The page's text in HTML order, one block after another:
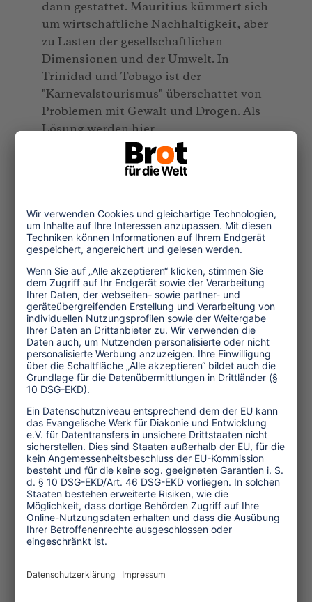
dann gestattet. Mauritius kümmert sich
um wirtschaftliche Nachhaltigkeit, aber
zu Lasten der gesellschaftlichen
Dimensionen und der Umwelt. In
Trinidad und Tobago ist der
"Karnevalstourismus" überschattet von
Problemen mit Gewalt und Drogen. Als
Lösung werden hier
Bildungsprogramme vorgeschlagen,
mehr Wertschätzung für die Touristen
weit entfernt.
Island Tourism. Sustainable
Perspectives. Von Jack Carlsen und
Richard Butler (Hg.). CAB International,
Oxfordshire/Cambridge (USA) 2011,
263 Seiten. ISBN 9781845936792
(2.293 Anschläge, 31 Zeilen, September
2011)
Themen
Tourismuspolitik